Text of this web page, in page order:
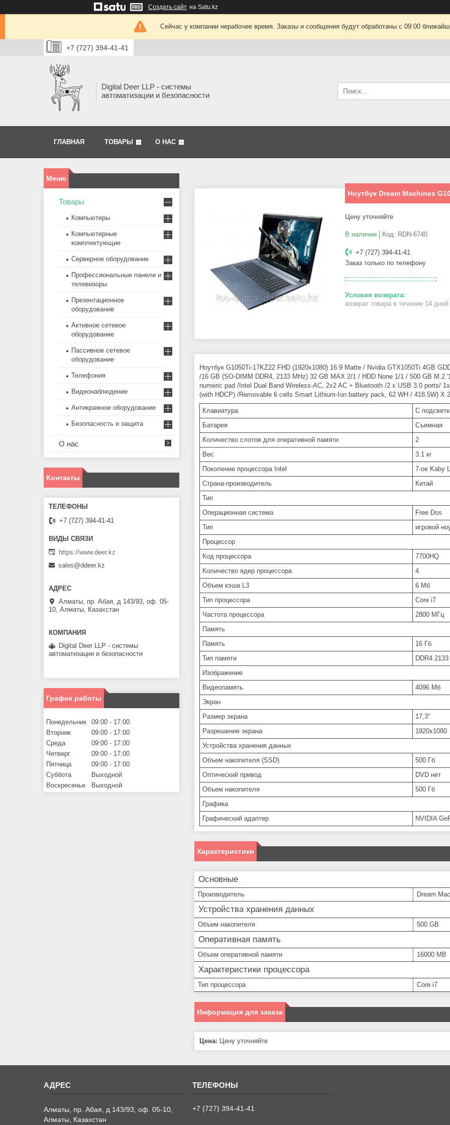
Создать сайт на Satu.kz
Сейчас у компании нерабочее время. Заказы и сообщения будут обработаны с 09:00
+7 (727) 394-41-41
Digital Deer LLP - системы
автоматизации и безопасности
ГЛАВНАЯ ТОВАРЫ О НАС
Ноутбук Dream Machines
Цену уточняйте
В наличии Код: RDN-6740
+7 (727) 394-41-41
Заказ только по телефону
возврат товара в течение 14 дней
Ноутбук G1050Ti-17KZ22 FHD (1920x1080) 16:9 Matte / Nvidia GTX1050Ti 4GB
/16 GB (SO-DIMM DDR4, 2133 MHz) 32 GB MAX 2/1 / HDD None 1/1 / 500 GB
numeric pad /Intel Dual Band Wireless-AC, 2x2 AC + Bluetooth /2 x USB 3.0 ports/
(with HDCP) /Removable 6 cells Smart Lithium-Ion battery pack, 62 WH / 418.5W) X
Клавиатура
С
Батарея
Cъемная
Количество слотов для оперативной памяти
2
Вес
3.1 кг
Поколение процессора Intel
7-ое Kaby
Страна-производитель
Китай
Тип
Операционная система
Free Dos
Тип
игровой
Процессор
Код процессора
7700HQ
Количество ядер процессора
4
Объем кэша L3
6 Мб
Тип процессора
Core i7
Частота процессора
2800 МГц
Память
Память
16 Гб
Тип памяти
DDR4
Изображение
Видеопамять
4096 Мб
Экран
Размер экрана
17,3"
Разрешение экрана
1920x1080
Устройства хранения данных
Объем накопителя (SSD)
500 Гб
Оптический привод
DVD нет
Объем накопителя
500 Гб
Графика
Графический адаптер
NVIDIA
Характеристики
Основные
Производитель Dream
Устройства хранения данных
Объем накопителя 500 GB
Оперативная память
Объем оперативной памяти 16000 MB
Характеристики процессора
Тип процессора Core i7
Информация для заказа
Цена: Цену уточняйте
Товары
Компьютеры
Компьютерные
комплектующие
Серверное оборудование
Профессиональные панели и
телевизоры
Презентационное
оборудование
Активное сетевое
оборудование
Пассивное сетевое
оборудование
Телефония
Видеонаблюдение
Антикражное оборудование
Безопасность и защита
О нас
Контакты
+7 (727) 394-41-41
https://www.deer.kz
sales@ddeer.kz
Алматы, пр. Абая, д 143/93, оф. 05-
10, Алматы, Казахстан
Digital Deer LLP - системы
автоматизации и безопасности
График работы
Понедельник 09:00
17:00
Вторник
09:00
17:00
Среда
09:00
17:00
Четверг
09:00
17:00
Пятница
09:00
17:00
Суббота
Выходной
Воскресенье
Выходной
Алматы, пр. Абая, д 143/93, оф. 05-10,
Алматы, Казахстан
+7 (727) 394-41-41